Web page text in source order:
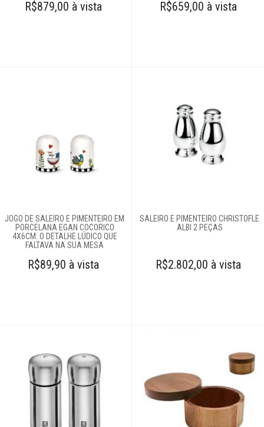
Cestas
Jogo para queijo
Lugar americano
Meleiras
Porta-guardanapo
Prato giratório
pimenteiro
Copos e taças
R$879,00 à vista R$659,00 à vista
JOGO DE SALEIRO E PIMENTEIRO EM
PORCELANA EGAN COCORICO
4X6CM: O DETALHE LÚDICO QUE
FALTAVA NA SUA MESA
R$89,90 à vista
SALEIRO E PIMENTEIRO CHRISTOFLE
ALBI 2 PEÇAS
R$2.802,00 à vista